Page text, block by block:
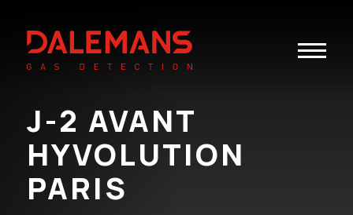
Toggle
J-2 AVANT
HYVOLUTION
PARIS